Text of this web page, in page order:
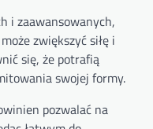
i zaawansowanych,
zwiększyć siłę i
się, że potrafią
swojej formy.
pozwalać na